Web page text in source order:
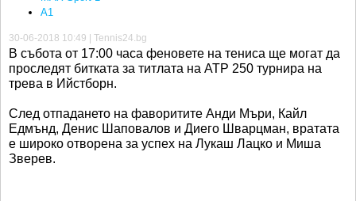
A1
30-06-2018 10:49 | Tennis24.bg
В събота от 17:00 часа феновете на тениса ще могат да
проследят битката за титлата на ATP 250 турнира на
трева в Ийстборн.
След отпадането на фаворитите Анди Мъри, Кайл
Едмънд, Денис Шаповалов и Диего Шварцман, вратата
е широко отворена за успех на Лукаш Лацко и Миша
Зверев.